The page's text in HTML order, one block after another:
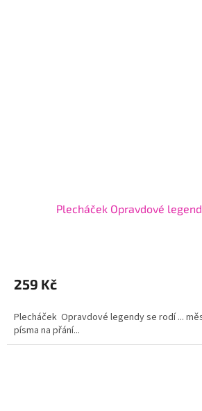
Plecháček Opravdové
259 Kč
Plecháček Opravdové legendy se rodí ...
písma na přání...